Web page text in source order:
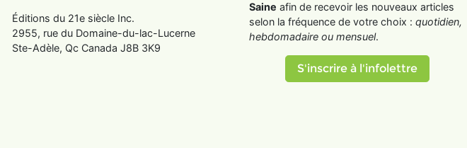
Éditions du 21e siècle Inc.
2955, rue du Domaine-du-lac-Lucerne
Ste-Adèle, Qc Canada J8B 3K9
Saine afin de recevoir les nouveaux articles
selon la fréquence de votre choix : quotidien,
hebdomadaire ou mensuel.
S'inscrire à l'infolettre